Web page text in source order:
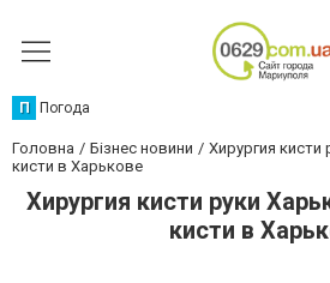
П Погода
Головна Бізнес новини
Хирургия кисти
кисти в Харькове
Хирургия кисти руки
кисти в